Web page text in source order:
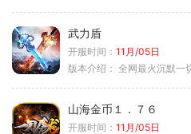
武力盾
开服时间： 11月/05日
版本介绍： 全网最火沉默一
山海金币１．７６
开服时间： 11月/05日